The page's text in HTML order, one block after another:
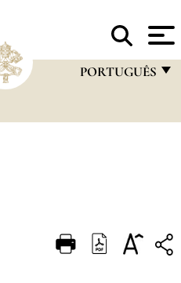
PORTUGUÊS
DEUTSCH